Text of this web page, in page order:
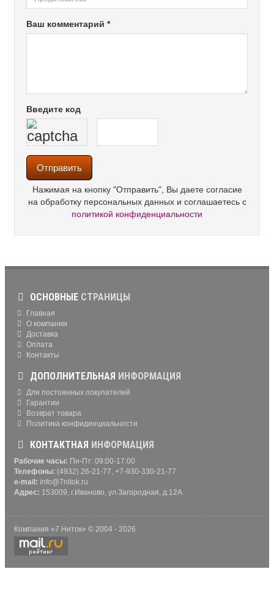
Ваш комментарий *
Введите код
Нажимая на кнопку "Отправить", Вы даете согласие
на обработку персональных данных и соглашаетесь с
политикой конфиденциальности
ОСНОВНЫЕ СТРАНИЦЫ
Главная
О компании
Доставка
Оплата
Контакты
ДОПОЛНИТЕЛЬНАЯ ИНФОРМАЦИЯ
Для постоянных покупателей
Гарантии
Возврат товара
Политика конфиденциальности
КОНТАКТНАЯ ИНФОРМАЦИЯ
Рабочие часы: Пн-Пт: 09:00-17:00
Телефоны: (4932) 26-21-77, +7-930-330-21-77
e-mail: info@7nitok.ru
Адрес: 153009, г.Иваново, ул.Загородная, д.12А
Компания «7 Ниток» © 2004 - 2026